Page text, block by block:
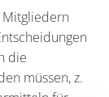
die
müssen, z.